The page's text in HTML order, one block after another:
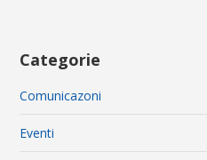
Categorie
Comunicazoni
Eventi